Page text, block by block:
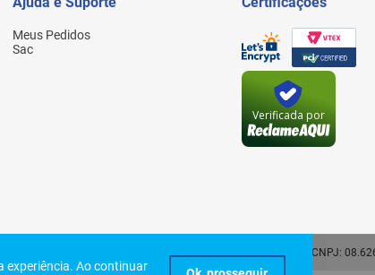
experiência. Ao continuar
Meus Pedidos
Sac
Verificada por
154 - Santa Efigênia - São Paulo - SP. CEP: 01209-000 | CNPJ: